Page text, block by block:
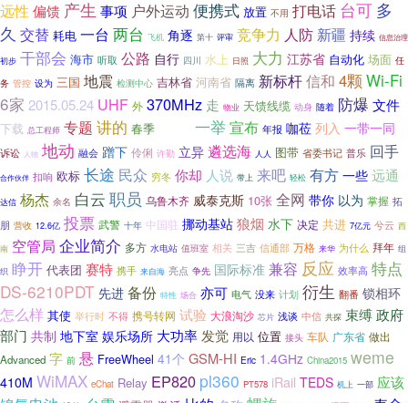
远性 偏馈 产生 事项 户外运动 便携式 放置 不用 打电话 台可 多
久 交替 耗电 一台 两台 飞机 角逐 第十 评审 竞争力 人防 新疆 持续 信息治理
初步 干部会 海市 听取 公路 自行 四川 水上 日照 大力 江苏省 自动化 场面 任
务 管控 设为 三国 地震 检测中心 吉林省 河南省 隔离 新标杆信和 4颗Wi-Fi
6家 2015.05.24 UHF 外 370MHz 走 物业 天馈线缆 动身 随着 防爆 文件
下载 总工程师 专题 讲的 春季 一举宣布 年报 咖莅 列入 一带一同
诉讼 人物 地动 融会 蹭下 伶俐 许勤 立异 遴选海 人人 图带 省委书记 普乐 回手
合作伙伴 扣响 欧标 长途 民众 穷冬 你却 人说 带上 来吧 轻松 有方 一些 远通
达信 杨杰 余名 白云 职员 乌鲁木齐 威泰克斯 10张 全网 带你 以为 掌握 拓
朋 营收 12.6亿 投票 武警 十年 中国驻 挪动基站 狼烟 水下 决定 共进 7亿元 兮云 西
南 空管局 企业简介 多方 水电站 值班室 相关 三吉 信通部 万格 来华 为什么 拜年 组
织 睁开 代表团 赛特 携手 来自海 亮点 争先 国际标准 兼容 反应 效率高 特点
DS-6210PDT 先进 备份 特性 场合 亦可 电气 没来 计划 衍生 翻番 锁相环
怎么样 其使 举行时 不得 携号转网 试验 大浪淘沙 芯片 浅谈 中信 共探 束缚政府
部门 共制 地下室 娱乐场所 大功率 发觉 用以 位置 接头 车队 广东省 做出
Advanced 字 前 悬 FreeWheel 41个 GSM-HI Eric 1.4GHz China2015 weme
410M WiMAX eChat Relay EP820 pl360 PT578 iRail TEDS 机上 一部 应该